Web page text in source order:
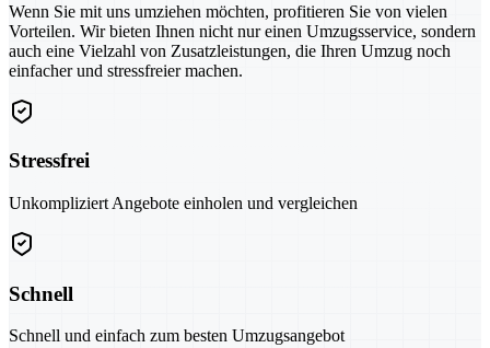
Wenn Sie mit uns umziehen möchten, profitieren Sie von vielen
Vorteilen. Wir bieten Ihnen nicht nur einen Umzugsservice, sondern
auch eine Vielzahl von Zusatzleistungen, die Ihren Umzug noch
einfacher und stressfreier machen.
Stressfrei
Unkompliziert Angebote einholen und vergleichen
Schnell
Schnell und einfach zum besten Umzugsangebot